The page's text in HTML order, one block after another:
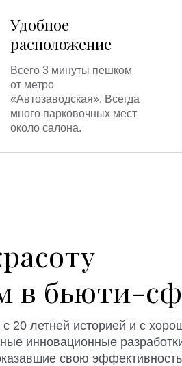
Удобное
расположение
Всего 3 минуты пешком
от метро
«Автозаводская». Всегда
много парковочных мест
около салона.
в бьюти-
20 летней историей и с
инновационные
свою